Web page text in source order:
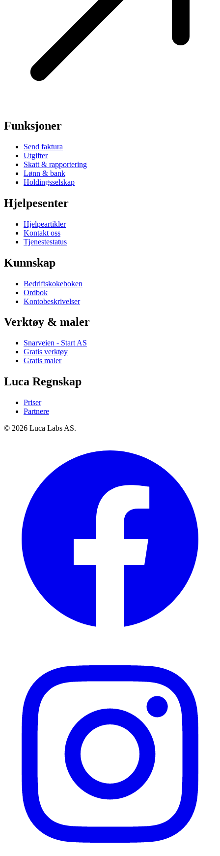
Funksjoner
Send faktura
Utgifter
Skatt & rapportering
Lønn & bank
Holdingsselskap
Hjelpesenter
Hjelpeartikler
Kontakt oss
Tjenestestatus
Kunnskap
Bedriftskokeboken
Ordbok
Kontobeskrivelser
Verktøy & maler
Snarveien - Start AS
Gratis verktøy
Gratis maler
Luca Regnskap
Priser
Partnere
© 2026 Luca Labs AS.